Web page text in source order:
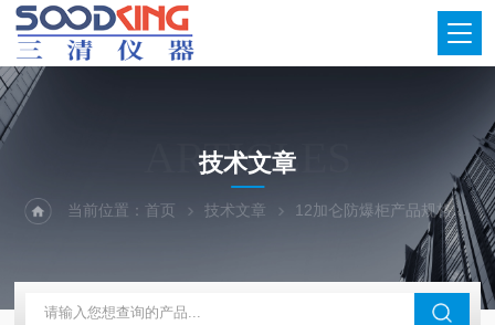
ARTICLES
技术文章
当前位置：首页 技术文章 12加仑防爆柜产品规格尺寸